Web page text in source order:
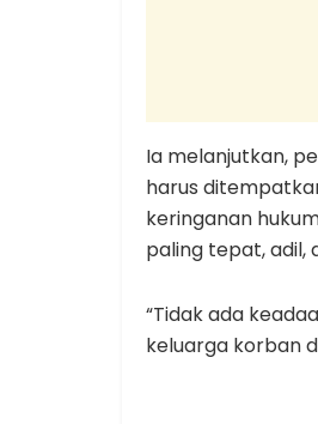
Ia melanjutkan,
harus
keringanan
paling tepat, adil,
“Tidak ada
keluarga korban